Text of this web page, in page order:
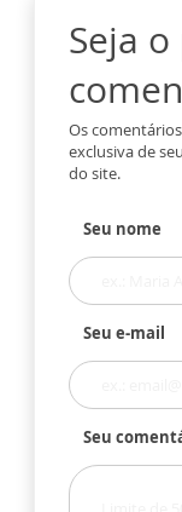
Seja
Os
exclusiva de
do site.
Seu nome
Seu e-mail
Seu